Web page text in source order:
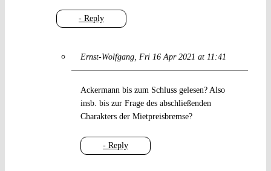
- Reply
Ernst-Wolfgang Fri 16 Apr 2021 at 11:41
- Reply
Ackermann bis zum Schluss gelesen? Also
insb. bis zur Frage des abschließenden
Charakters der Mietpreisbremse?